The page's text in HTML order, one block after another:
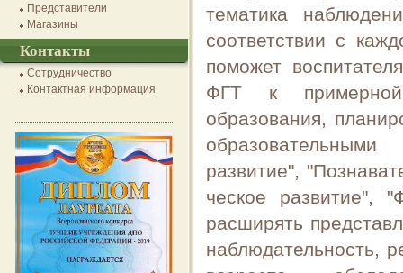
тематика
соответствии с
поможет
ФГТ к примерной
образования,
развитие",
ческое развитие",
расширять
наблюдательность,
Представители
Магазины
Контакты
Сотрудничество
Контактная информация